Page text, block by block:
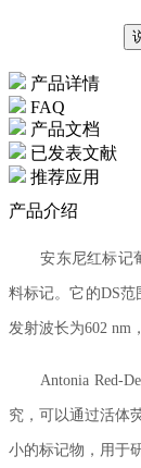
产品详情
FAQ
产品文档
已发表文献
推荐应用
产品介绍
安东尼红标记
料标记。它的DS范
发射波长为602 nm
Antonia Red-
究，可以通过活体
小的标记物，用于